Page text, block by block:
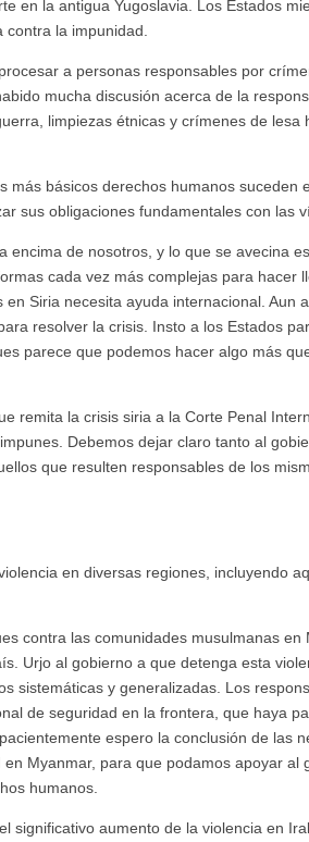
en la antigua Yugoslavia. Los Estados
la impunidad.
a personas responsables por
mucha discusión acerca de la
limpiezas étnicas y crímenes de lesa
básicos derechos humanos suceden
sus obligaciones fundamentales con las
encima de nosotros, y lo que se avecina
cada vez más complejas para hacer
Siria necesita ayuda internacional. Aun
resolver la crisis. Insto a los Estados
parece que podemos hacer algo más
remita la crisis siria a la Corte Penal
Debemos dejar claro tanto al
que resulten responsables de los
en diversas regiones, incluyendo
contra las comunidades musulmanas en
Urjo al gobierno a que detenga esta
sistemáticas y generalizadas. Los
de seguridad en la frontera, que haya
espero la conclusión de las
Myanmar, para que podamos apoyar al
humanos.
significativo aumento de la violencia en